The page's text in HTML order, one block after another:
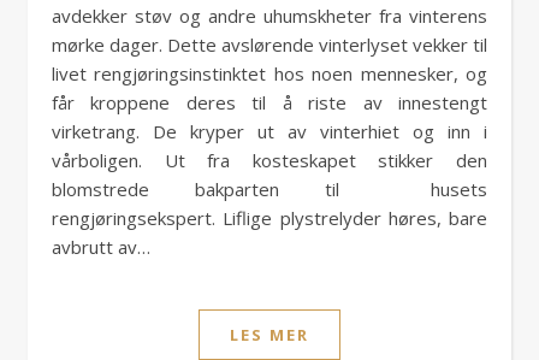
avdekker støv og andre uhumskheter fra vinterens
mørke dager. Dette avslørende vinterlyset vekker til
livet rengjøringsinstinktet hos noen mennesker, og
får kroppene deres til å riste av innestengt
virketrang. De kryper ut av vinterhiet og inn i
vårboligen. Ut fra kosteskapet stikker den
blomstrede bakparten til husets
rengjøringsekspert. Liflige plystrelyder høres, bare
avbrutt av…
LES MER